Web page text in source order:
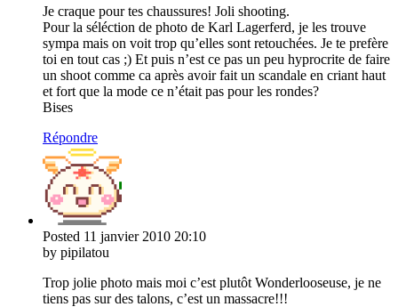
Je craque pour tes chaussures! Joli shooting.
Pour la séléction de photo de Karl Lagerferd, je les trouve
sympa mais on voit trop qu’elles sont retouchées. Je te prefère
toi en tout cas ;) Et puis n’est ce pas un peu hyprocrite de faire
un shoot comme ca après avoir fait un scandale en criant haut
et fort que la mode ce n’était pas pour les rondes?
Bises
Répondre
Posted 11 janvier 2010 20:10
by pipilatou
Trop jolie photo mais moi c’est plutôt Wonderlooseuse, je ne
tiens pas sur des talons, c’est un massacre!!!